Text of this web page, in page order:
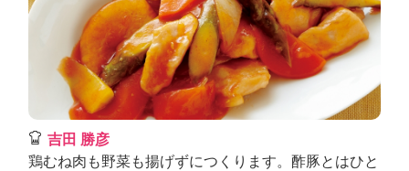
吉田 勝彦
鶏むね肉も野菜も揚げずにつくります。酢豚とはひと